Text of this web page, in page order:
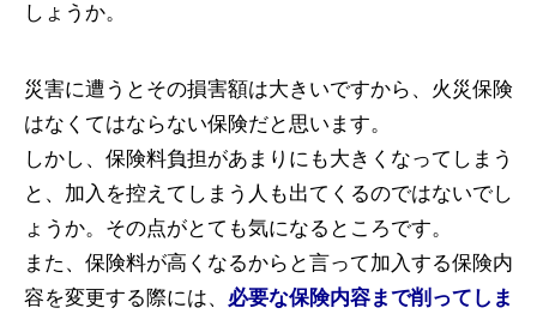
しょうか。
災害に遭うとその損害額は大きいですから、火災保険
はなくてはならない保険だと思います。
しかし、保険料負担があまりにも大きくなってしまう
と、加入を控えてしまう人も出てくるのではないでし
ょうか。その点がとても気になるところです。
また、保険料が高くなるからと言って加入する保険内
容を変更する際には、 必要な保険内容まで削ってしま